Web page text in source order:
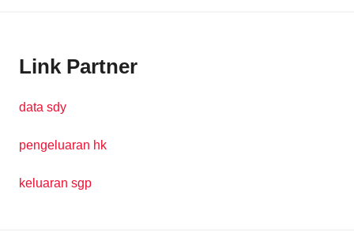
Link Partner
data sdy
pengeluaran hk
keluaran sgp